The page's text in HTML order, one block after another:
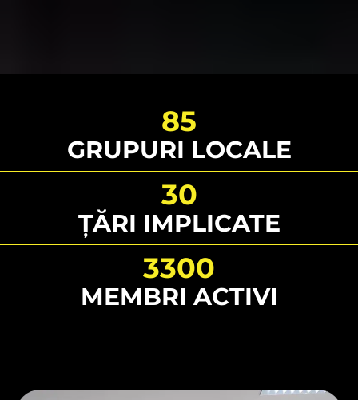
85
GRUPURI LOCALE
30
ȚĂRI IMPLICATE
3300
MEMBRI ACTIVI